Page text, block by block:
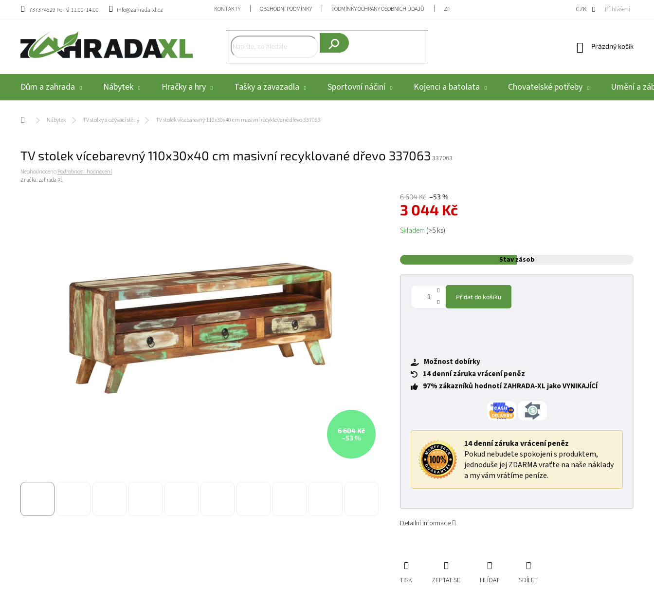
Přejít na obsah
737374629 Po-Pá 11:00-14:00 info@zahrada-xl.cz KONTAKTY OBCHODNÍ PODMÍNKY PODMÍNKY OCHRANY OSOBNÍCH ÚDAJŮ ZPĚTNÝ ODBĚR VYSLOUŽILÝCH ELEKTROZAŘÍZENÍ / BATERIÍ REKLAMACE A
CZK Přihlášení
Hledat
Nákupní košík
Prázdný košík
Dům a zahrada Nábytek Hračky a hry Tašky a zavazadla Sportovní náčiní Kojenci a batolata Chovatelské potřeby Umění a
Domů Nábytek TV stolky a obývací stěny TV stolek vícebarevný 110x30x40 cm masivní recyklované dřevo 337063
TV stolek vícebarevný 110x30x40 cm masivní recyklované dřevo 337063 337063
Průměrné hodnocení produktu je 0,0 z 5 hvězdiček.
NeohodnocenoPodrobnosti hodnocení
Značka: zahrada-XL
6 604 Kč
–53 %
6 604 Kč –53 %
3 044 Kč
Měrná cena:
Skladem (>5 ks)
Stav zásob
Přidat do košíku
Možnost dobírky
14 denní záruka vrácení peněz
97% zákazníků hodnotí ZAHRADA-XL jako VYNIKAJÍCÍ
14 denní záruka vrácení peněz
Pokud nebudete spokojeni s produktem,
jednoduše jej ZDARMA vraťte na naše náklady
a my vám vrátíme peníze.
Detailní informace
TISK ZEPTAT SE HLÍDAT SDÍLET